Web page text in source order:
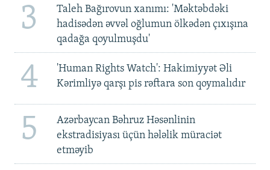
3
Taleh Bağırovun xanımı: 'Məktəbdəki
hadisədən əvvəl oğlumun ölkədən çıxışına
qadağa qoyulmuşdu'
4
'Human Rights Watch': Hakimiyyət Əli
Kərimliyə qarşı pis rəftara son qoymalıdır
5
Azərbaycan Bəhruz Həsənlinin
ekstradisiyası üçün hələlik müraciət
etməyib